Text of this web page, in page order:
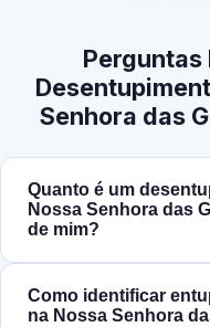
Perguntas
Senhora das
Quanto é um
Nossa Senhora das
de mim?
Como identificar
na Nossa Senhora